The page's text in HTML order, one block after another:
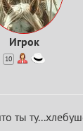
Игрок
10
ты